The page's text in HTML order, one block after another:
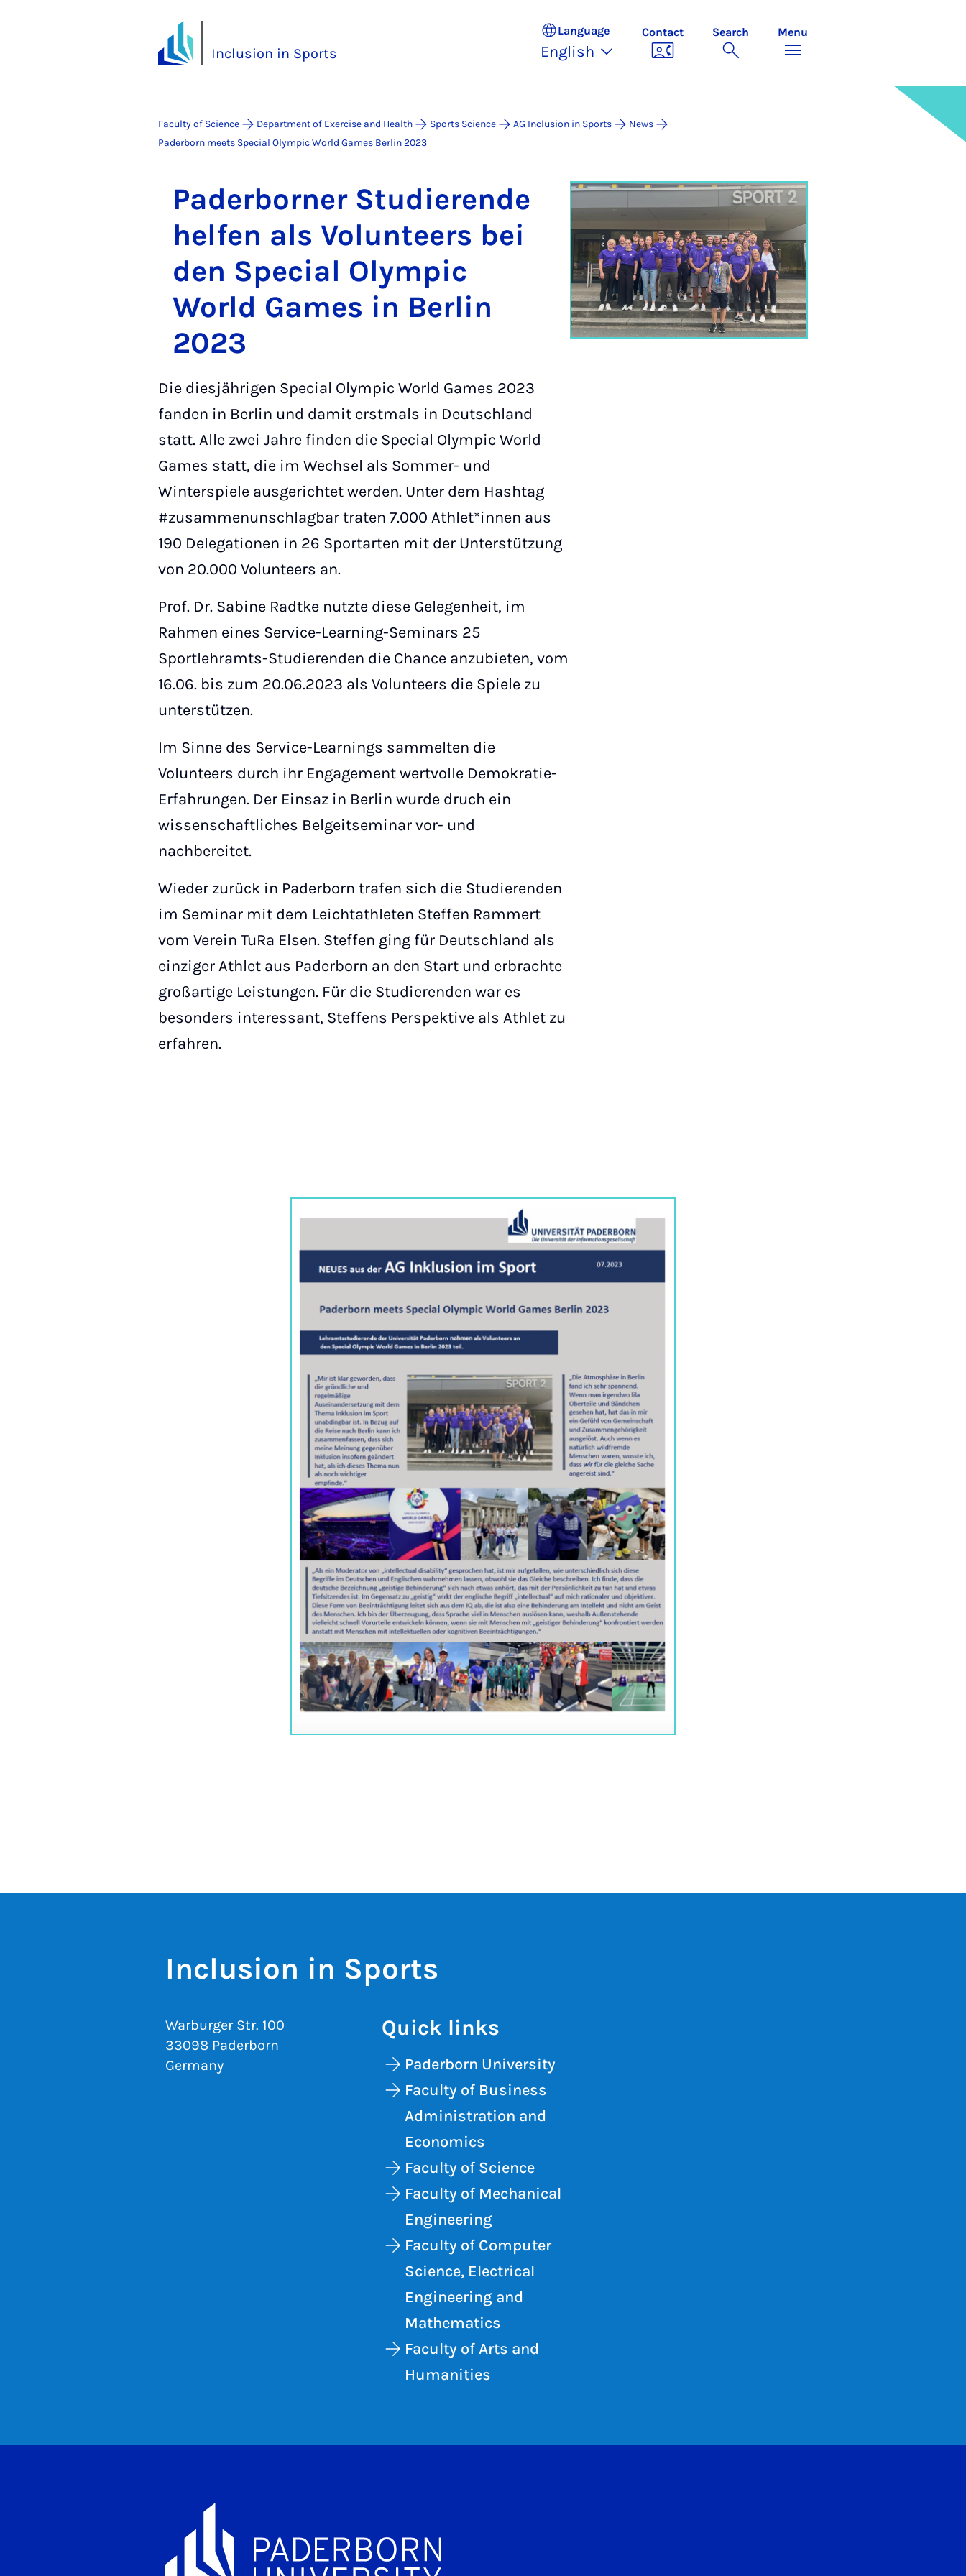
Inclusion in Sports
Language
English
Contact Search Menu
Faculty of Science Department of Exercise and Health Sports Science AG Inclusion in Sports
News
Paderborn meets Special Olympic World Games Berlin 2023
Pader­borner Stud­i­er­ende
helfen als Vo­lun­teers bei
den Spe­cial Olympic
World Games in Ber­lin
2023
Die diesjährigen Special Olympic World Games 2023
fanden in Berlin und damit erstmals in Deutschland
statt. Alle zwei Jahre finden die Special Olympic World
Games statt, die im Wechsel als Sommer- und
Winterspiele ausgerichtet werden. Unter dem Hashtag
#zusammenunschlagbar traten 7.000 Athlet*innen aus
190 Delegationen in 26 Sportarten mit der Unterstützung
von 20.000 Volunteers an.
Prof. Dr. Sabine Radtke nutzte diese Gelegenheit, im
Rahmen eines Service-Learning-Seminars 25
Sportlehramts-Studierenden die Chance anzubieten, vom
16.06. bis zum 20.06.2023 als Volunteers die Spiele zu
unterstützen.
Im Sinne des Service-Learnings sammelten die
Volunteers durch ihr Engagement wertvolle Demokratie-
Erfahrungen. Der Einsaz in Berlin wurde druch ein
wissenschaftliches Belgeitseminar vor- und
nachbereitet.
Wieder zurück in Paderborn trafen sich die Studierenden
im Seminar mit dem Leichtathleten Steffen Rammert
vom Verein TuRa Elsen. Steffen ging für Deutschland als
einziger Athlet aus Paderborn an den Start und erbrachte
großartige Leistungen. Für die Studierenden war es
besonders interessant, Steffens Perspektive als Athlet zu
erfahren.
Inclusion in Sports
Warburger Str. 100
33098 Paderborn
Germany
Quick links
Paderborn University
Faculty of Business
Administration and
Economics
Faculty of Science
Faculty of Mechanical
Engineering
Faculty of Computer
Science, Electrical
Engineering and
Mathematics
Faculty of Arts and
Humanities